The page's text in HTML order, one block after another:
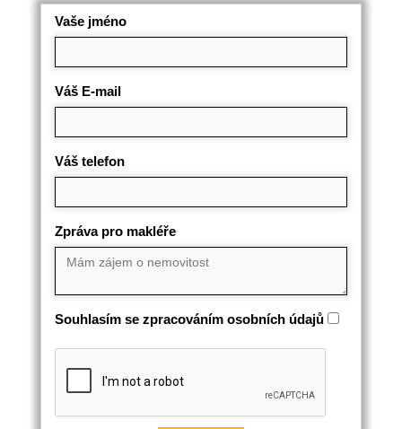
Vaše jméno
Váš E-mail
Váš telefon
Zpráva pro makléře
Souhlasím se zpracováním osobních údajů